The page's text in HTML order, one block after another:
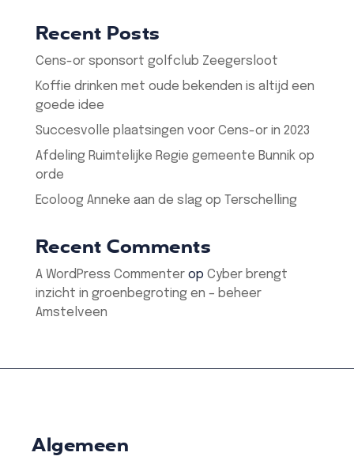
Recent Posts
Cens-or sponsort golfclub Zeegersloot
Koffie drinken met oude bekenden is altijd een
goede idee
Succesvolle plaatsingen voor Cens-or in 2023
Afdeling Ruimtelijke Regie gemeente Bunnik op
orde
Ecoloog Anneke aan de slag op Terschelling
Recent Comments
A WordPress Commenterop Cyber brengt
inzicht in groenbegroting en – beheer
Amstelveen
Algemeen